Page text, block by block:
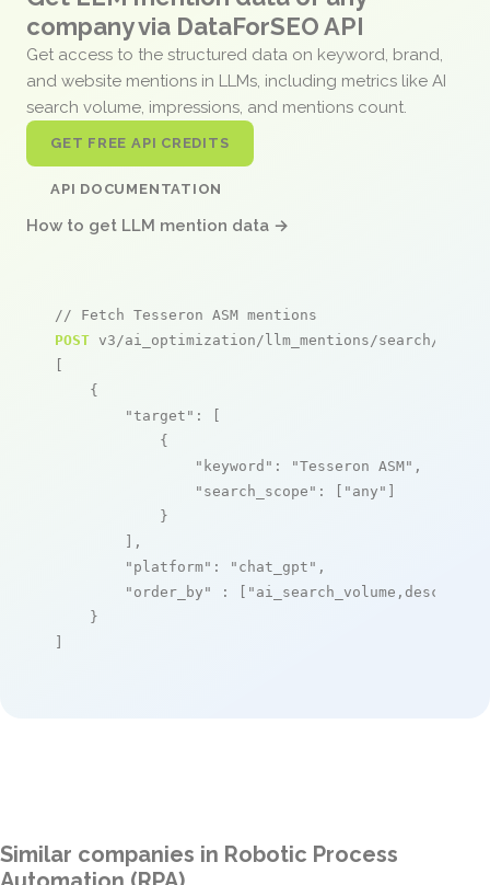
company via DataForSEO API
Get access to the structured data on keyword, brand,
and website mentions in LLMs, including metrics like AI
search volume, impressions, and mentions count.
GET FREE API CREDITS
API DOCUMENTATION
How to get LLM mention data →
// Fetch Tesseron ASM mentions
POST v3/ai_optimization/llm_mentions/search/live
[
    {
"target" : [
            {
"keyword" : "Tesseron ASM" ,
"search_scope" : [ "any" ]
            }
        ],
"platform" : "chat_gpt" ,
"order_by"
: [ "ai_search_volume,desc"
    }
]
Similar companies in Robotic Process